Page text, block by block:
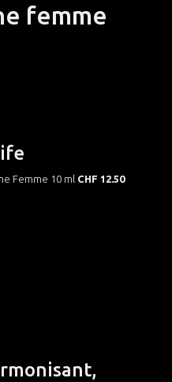
femme
Femme 10 ml CHF 12.50